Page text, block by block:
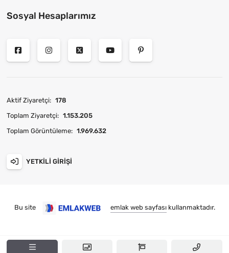
Sosyal Hesaplarımız
Aktif Ziyaretçi: 178
Toplam Ziyaretçi: 1.153.205
Toplam Görüntüleme: 1.969.632
YETKILI GIRIŞI
Bu site emlak web sayfasıkullanmaktadır.